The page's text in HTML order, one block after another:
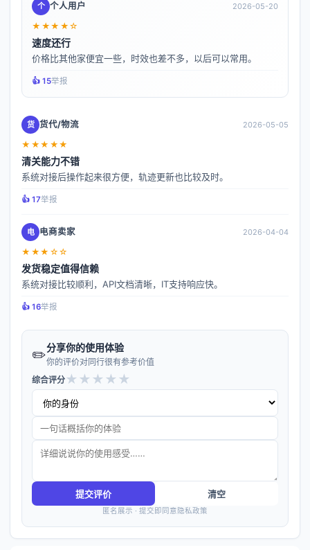
个 个人用户 2026-05-20
★★★★☆
速度还行
价格比其他家便宜一些，时效也差不多，以后可以常用。
👍️ 15举报
货 货代/物流 2026-05-05
★★★★★
清关能力不错
系统对接后操作起来很方便，轨迹更新也比较及时。
👍️ 17举报
电 电商卖家 2026-04-04
★★★☆☆
发货稳定值得信赖
系统对接比较顺利，API文档清晰，IT支持响应快。
👍️ 16举报
✏️分享你的使用体验
你的评价对同行很有参考价值
综合评分★ ★ ★ ★ ★
提交评价 清空
匿名展示 · 提交即同意隐私政策